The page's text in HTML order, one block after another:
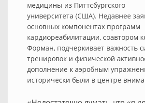
медицины из Питтсбургского
университета (США). Недавнее
основных компонентах программ
кардиореабилитации, соавтором
Форман, подчеркивает важность
тренировок и физической
дополнение к аэробным
исторически были в центре